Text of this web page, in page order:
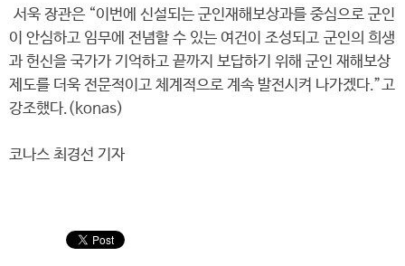
서욱 장관은 “이번에 신설되는 군인재해보상과를 중심으로 군인
이 안심하고 임무에 전념할 수 있는 여건이 조성되고 군인의 희생
과 헌신을 국가가 기억하고 끝까지 보답하기 위해 군인 재해보상
제도를 더욱 전문적이고 체계적으로 계속 발전시켜 나가겠다.”고
강조했다.(konas)
코나스 최경선 기자